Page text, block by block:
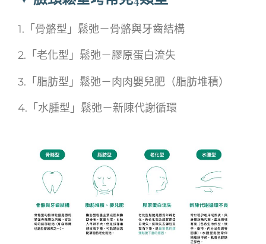
1.「骨骼型」鬆弛－骨骼與牙齒結構
2.「老化型」鬆弛－膠原蛋白流失
3.「脂肪型」鬆弛－肉肉嬰兒肥（脂肪堆積）
4.「水腫型」鬆弛－新陳代謝循環